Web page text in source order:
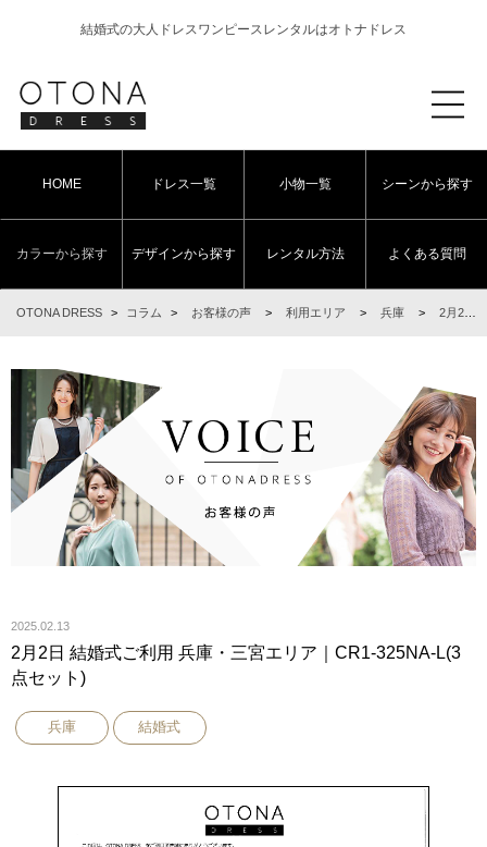
結婚式の大人ドレスワンピースレンタルはオトナドレス
HOME ドレス一覧 小物一覧 シーンから探す
カラーから探す デザインから探す レンタル方法 よくある質問
OTONA DRESS > コラム > お客様の声 > 利用エリア > 兵庫 > 2月2日 結婚式ご利用 兵庫・三宮エリア｜CR1-325NA-L(3点セット)
2025.02.13
2月2日 結婚式ご利用 兵庫・三宮エリア｜CR1-325NA-L(3
点セット)
兵庫 結婚式